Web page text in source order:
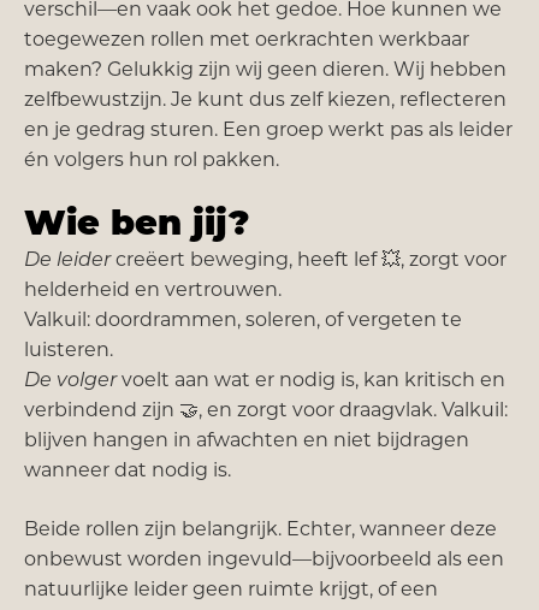
verschil—en vaak ook het gedoe. Hoe kunnen we
toegewezen rollen met oerkrachten werkbaar
maken? Gelukkig zijn wij geen dieren. Wij hebben
zelfbewustzijn. Je kunt dus zelf kiezen, reflecteren
en je gedrag sturen. Een groep werkt pas als leider
én volgers hun rol pakken.
Wie ben jij?
De leidercreëert beweging, heeft lef 💥, zorgt voor
helderheid en vertrouwen.
Valkuil: doordrammen, soleren, of vergeten te
luisteren.
De volgervoelt aan wat er nodig is, kan kritisch en
verbindend zijn 🤝, en zorgt voor draagvlak. Valkuil:
blijven hangen in afwachten en niet bijdragen
wanneer dat nodig is.
Beide rollen zijn belangrijk. Echter, wanneer deze
onbewust worden ingevuld—bijvoorbeeld als een
natuurlijke leider geen ruimte krijgt, of een